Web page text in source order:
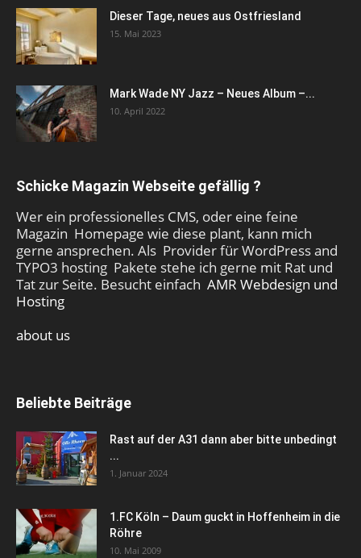
Dieser Tage, neues aus Ostfriesland
15. Mai 2023
Mark Wade NY Jazz – Neues Album –...
10. April 2022
Schicke Magazin Webseite gefällig ?
Wer ein professionelles CMS, oder eine feine
Magazin Homepage wie diese plant, kann mich
gerne ansprechen. Als Provider für WordPress and
TYPO3 hosting Pakete stehe ich gerne mit Rat und
Tat zur Seite. Besucht einfach AMR Webdesign und
Hosting
about us
Beliebte Beiträge
Rast auf der A31 dann aber bitte unbedingt
...
1. Januar 2024
1.FC Köln – Daum guckt in Hoffenheim in die
Röhre
10. Mai 2009